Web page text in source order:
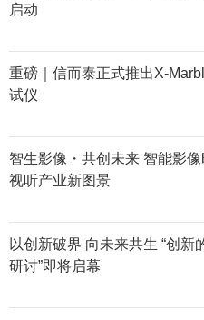
启动
重磅｜信而泰正式推出X-
试仪
智生影像・共创未来 智能影
视听产业新图景
以创新破界 向未来共生 “创
研讨”即将启幕